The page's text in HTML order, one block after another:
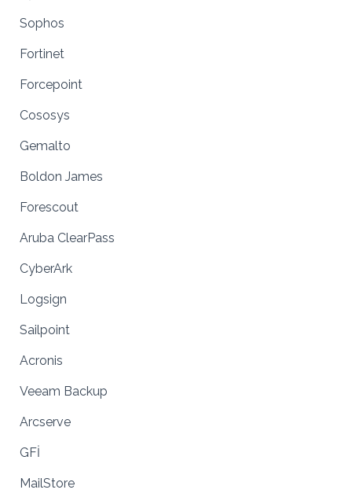
Sophos
Fortinet
Forcepoint
Cososys
Gemalto
Boldon James
Forescout
Aruba ClearPass
CyberArk
Logsign
Sailpoint
Acronis
Veeam Backup
Arcserve
GFİ
MailStore